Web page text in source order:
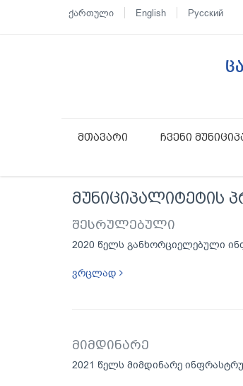
ქართული English Русский
მთავარი ჩვენი
მუნიციპალიტეტის
შესრულებული
2020 წელს განხორციელებული
ვრცლად
მიმდინარე
2021 წელს მიმდინარე